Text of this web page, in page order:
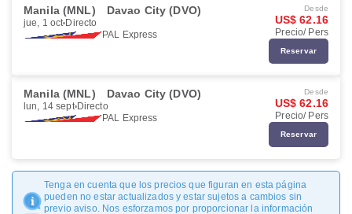
Manila (MNL) Davao City (DVO)
jue, 1 oct Directo
PAL Express
Desde
US$ 62.16
Precio/ Pers
Reservar
Manila (MNL) Davao City (DVO)
lun, 14 sept Directo
PAL Express
Desde
US$ 62.16
Precio/ Pers
Reservar
Tenga en cuenta que los precios que figuran en esta página
pueden no estar actualizados y estar sujetos a cambios sin
previo aviso. Nos esforzamos por proporcionar la información